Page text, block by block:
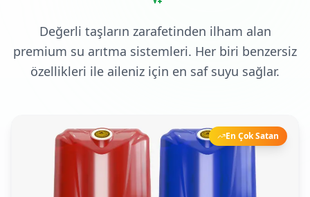
Değerli taşların zarafetinden ilham alan
premium su arıtma sistemleri. Her biri benzersiz
özellikleri ile aileniz için en saf suyu sağlar.
En Çok Satan